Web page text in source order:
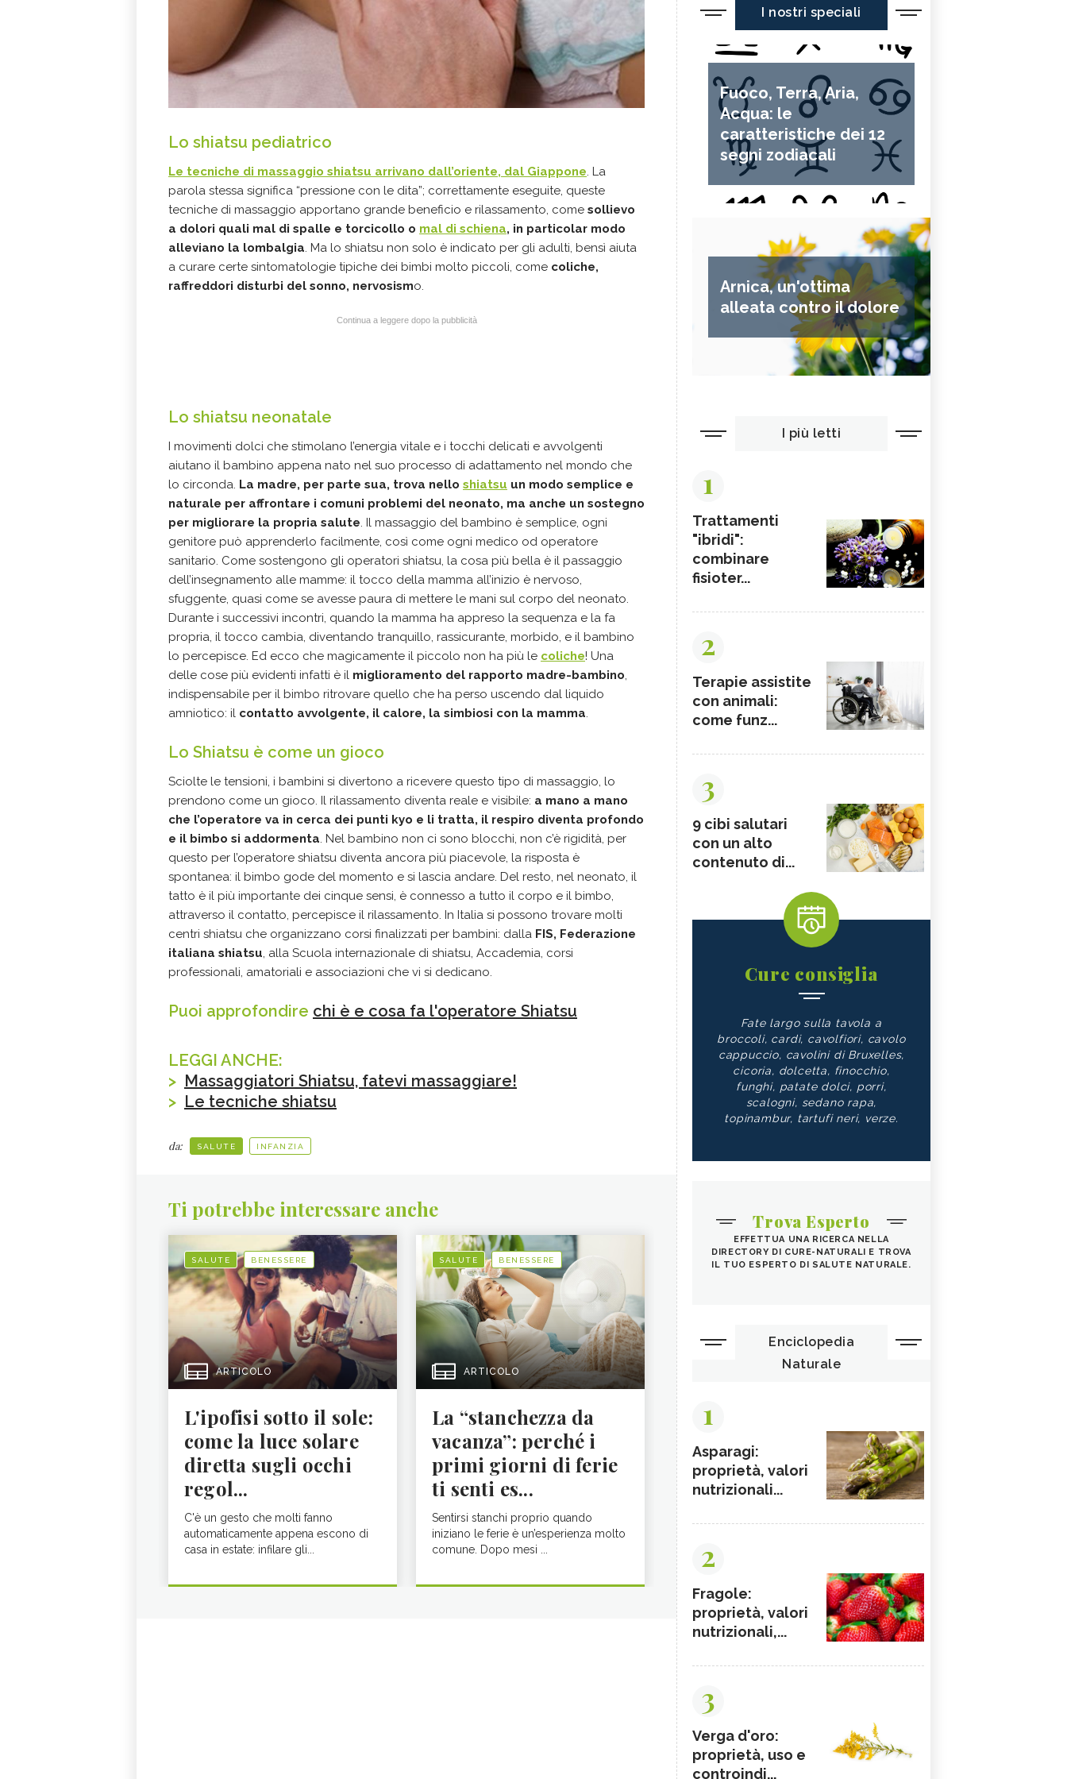
Lo shiatsu pediatrico
Le tecniche di massaggio shiatsu arrivano dall’oriente, dal Giappone. La
parola stessa significa “pressione con le dita”; correttamente eseguite, queste
tecniche di massaggio apportano grande beneficio e rilassamento, come sollievo
a dolori quali mal di spalle e torcicollo o mal di schiena, in particolar modo
alleviano la lombalgia. Ma lo shiatsu non solo è indicato per gli adulti, bensì aiuta
a curare certe sintomatologie tipiche dei bimbi molto piccoli, come coliche,
raffreddori disturbi del sonno, nervosismo.
Continua a leggere dopo la pubblicità
Lo shiatsu neonatale
I movimenti dolci che stimolano l’energia vitale e i tocchi delicati e avvolgenti
aiutano il bambino appena nato nel suo processo di adattamento nel mondo che
lo circonda. La madre, per parte sua, trova nello shiatsu un modo semplice e
naturale per affrontare i comuni problemi del neonato, ma anche un sostegno
per migliorare la propria salute. Il massaggio del bambino è semplice, ogni
genitore può apprenderlo facilmente, così come ogni medico od operatore
sanitario. Come sostengono gli operatori shiatsu, la cosa più bella è il passaggio
dell’insegnamento alle mamme: il tocco della mamma all’inizio è nervoso,
sfuggente, quasi come se avesse paura di mettere le mani sul corpo del neonato.
Durante i successivi incontri, quando la mamma ha appreso la sequenza e la fa
propria, il tocco cambia, diventando tranquillo, rassicurante, morbido, e il bambino
lo percepisce. Ed ecco che magicamente il piccolo non ha più le coliche! Una
delle cose più evidenti infatti è il miglioramento del rapporto madre-bambino,
indispensabile per il bimbo ritrovare quello che ha perso uscendo dal liquido
amniotico: il contatto avvolgente, il calore, la simbiosi con la mamma.
Lo Shiatsu è come un gioco
Sciolte le tensioni, i bambini si divertono a ricevere questo tipo di massaggio, lo
prendono come un gioco. Il rilassamento diventa reale e visibile: a mano a mano
che l’operatore va in cerca dei punti kyo e li tratta, il respiro diventa profondo
e il bimbo si addormenta. Nel bambino non ci sono blocchi, non c’è rigidità, per
questo per l’operatore shiatsu diventa ancora più piacevole, la risposta è
spontanea: il bimbo gode del momento e si lascia andare. Del resto, nel neonato, il
tatto è il più importante dei cinque sensi, è connesso a tutto il corpo e il bimbo,
attraverso il contatto, percepisce il rilassamento. In Italia si possono trovare molti
centri shiatsu che organizzano corsi finalizzati per bambini: dalla FIS, Federazione
italiana shiatsu, alla Scuola internazionale di shiatsu, Accademia, corsi
professionali, amatoriali e associazioni che vi si dedicano.
Puoi approfondire chi è e cosa fa l'operatore Shiatsu
LEGGI ANCHE:
> Massaggiatori Shiatsu, fatevi massaggiare!
> Le tecniche shiatsu
da: SALUTE INFANZIA
Ti potrebbe interessare anche
SALUTE BENESSERE
ARTICOLO
L'ipofisi sotto il sole:
come la luce solare
diretta sugli occhi
regol...
C'è un gesto che molti fanno
automaticamente appena escono di
casa in estate: infilare gli...
SALUTE BENESSERE
ARTICOLO
La “stanchezza da
vacanza”: perché i
primi giorni di ferie
ti senti es...
Sentirsi stanchi proprio quando
iniziano le ferie è un’esperienza molto
comune. Dopo mesi ...
I nostri speciali
Fuoco, Terra, Aria,
Acqua: le
caratteristiche dei 12
segni zodiacali
Arnica, un'ottima
alleata contro il dolore
I più letti
1
Trattamenti
"ibridi":
combinare
fisioter...
2
Terapie assistite
con animali:
come funz...
3
9 cibi salutari
con un alto
contenuto di...
Cure consiglia
Fate largo sulla tavola a
broccoli, cardi, cavolfiori, cavolo
cappuccio, cavolini di Bruxelles,
cicoria, dolcetta, finocchio,
funghi, patate dolci, porri,
scalogni, sedano rapa,
topinambur, tartufi neri, verze.
Trova Esperto
EFFETTUA UNA RICERCA NELLA
DIRECTORY DI CURE-NATURALI E TROVA
IL TUO ESPERTO DI SALUTE NATURALE.
Enciclopedia
Naturale
1
Asparagi:
proprietà, valori
nutrizionali...
2
Fragole:
proprietà, valori
nutrizionali,...
3
Verga d'oro:
proprietà, uso e
controindi...